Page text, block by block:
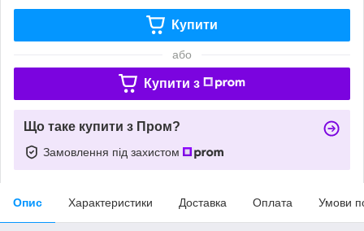
Купити
або
Купити з
Що таке купити з Пром?
Замовлення під захистом
Опис Характеристики Доставка Оплата Умови